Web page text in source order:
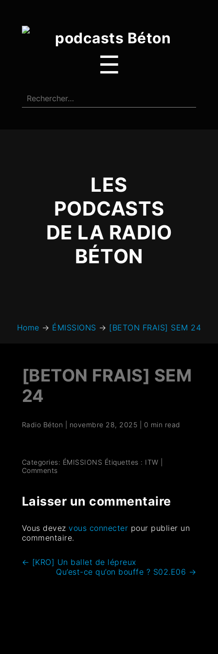
☰
LES
PODCASTS
DE LA RADIO
BÉTON
Home → ÉMISSIONS → [BETON FRAIS] SEM 24
[BETON FRAIS] SEM
24
Radio Béton novembre 28, 2025 0 min read
Categories: ÉMISSIONS Étiquettes : ITW
Comments
Laisser un commentaire
Vous devezvous connecter pour publier un
commentaire.
← [KRO] Un ballet de lépreux
Qu’est-ce qu’on bouffe ? S02.E06 →